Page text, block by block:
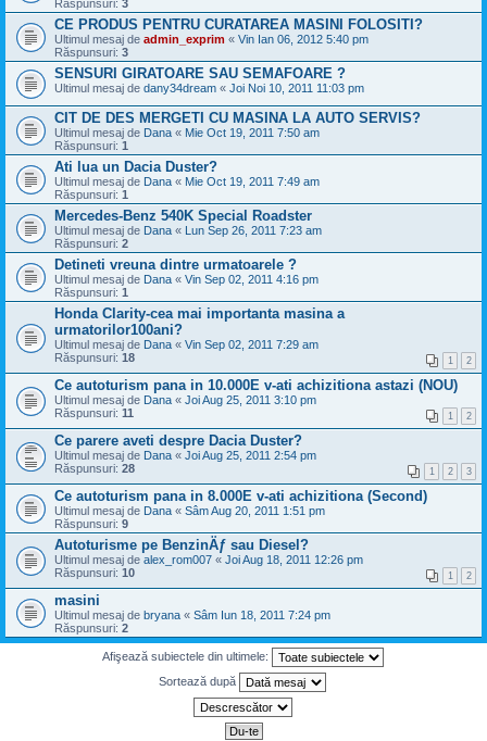
Răspunsuri: 3
CE PRODUS PENTRU CURATAREA MASINI FOLOSITI?
Ultimul mesaj de admin_exprim « Vin Ian 06, 2012 5:40 pm
Răspunsuri: 3
SENSURI GIRATOARE SAU SEMAFOARE ?
Ultimul mesaj de dany34dream « Joi Noi 10, 2011 11:03 pm
CIT DE DES MERGETI CU MASINA LA AUTO SERVIS?
Ultimul mesaj de Dana « Mie Oct 19, 2011 7:50 am
Răspunsuri: 1
Ati lua un Dacia Duster?
Ultimul mesaj de Dana « Mie Oct 19, 2011 7:49 am
Răspunsuri: 1
Mercedes-Benz 540K Special Roadster
Ultimul mesaj de Dana « Lun Sep 26, 2011 7:23 am
Răspunsuri: 2
Detineti vreuna dintre urmatoarele ?
Ultimul mesaj de Dana « Vin Sep 02, 2011 4:16 pm
Răspunsuri: 1
Honda Clarity-cea mai importanta masina a
urmatorilor100ani?
Ultimul mesaj de Dana « Vin Sep 02, 2011 7:29 am
Răspunsuri: 18 1 2
Ce autoturism pana in 10.000E v-ati achizitiona astazi (NOU)
Ultimul mesaj de Dana « Joi Aug 25, 2011 3:10 pm
Răspunsuri: 11 1 2
Ce parere aveti despre Dacia Duster?
Ultimul mesaj de Dana « Joi Aug 25, 2011 2:54 pm
Răspunsuri: 28 1 2 3
Ce autoturism pana in 8.000E v-ati achizitiona (Second)
Ultimul mesaj de Dana « Sâm Aug 20, 2011 1:51 pm
Răspunsuri: 9
Autoturisme pe BenzinÄƒ sau Diesel?
Ultimul mesaj de alex_rom007 « Joi Aug 18, 2011 12:26 pm
Răspunsuri: 10 1 2
masini
Ultimul mesaj de bryana « Sâm Iun 18, 2011 7:24 pm
Răspunsuri: 2
Afişează subiectele din ultimele:
Sortează după